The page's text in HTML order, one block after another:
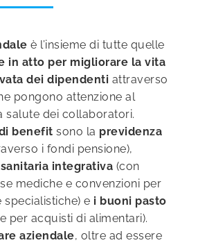
è l’insieme di tutte quelle
in atto per migliorare la vita
dei dipendenti attraverso
pongono attenzione al
salute dei collaboratori.
benefit sono la previdenza
i fondi pensione),
sanitaria integrativa (con
mediche e convenzioni per
specialistiche) e i buoni pasto
per acquisti di alimentari).
aziendale, oltre ad essere